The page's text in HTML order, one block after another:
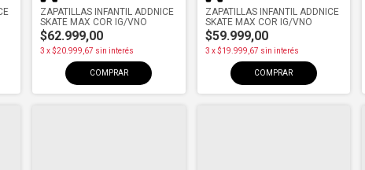
ZAPATILLAS INFANTIL ADDNICE
SKATE MAX COR IG/VNO
$62.999,00
3 x$20.999,67 sin interés
COMPRAR
ZAPATILLAS INFANTIL ADDNICE
SKATE MAX COR IG/VNO
$59.999,00
3 x$19.999,67 sin interés
COMPRAR